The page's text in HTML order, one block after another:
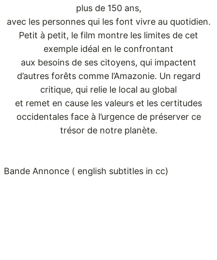
plus de 150 ans,
avec les personnes qui les font vivre au quotidien.
Petit à petit, le film montre les limites de cet
exemple idéal en le confrontant
aux besoins de ses citoyens, qui impactent
d’autres forêts comme l’Amazonie. Un regard
critique, qui relie le local au global
et remet en cause les valeurs et les certitudes
occidentales face à l’urgence de préserver ce
trésor de notre planète.
Bande Annonce ( english subtitles in cc)